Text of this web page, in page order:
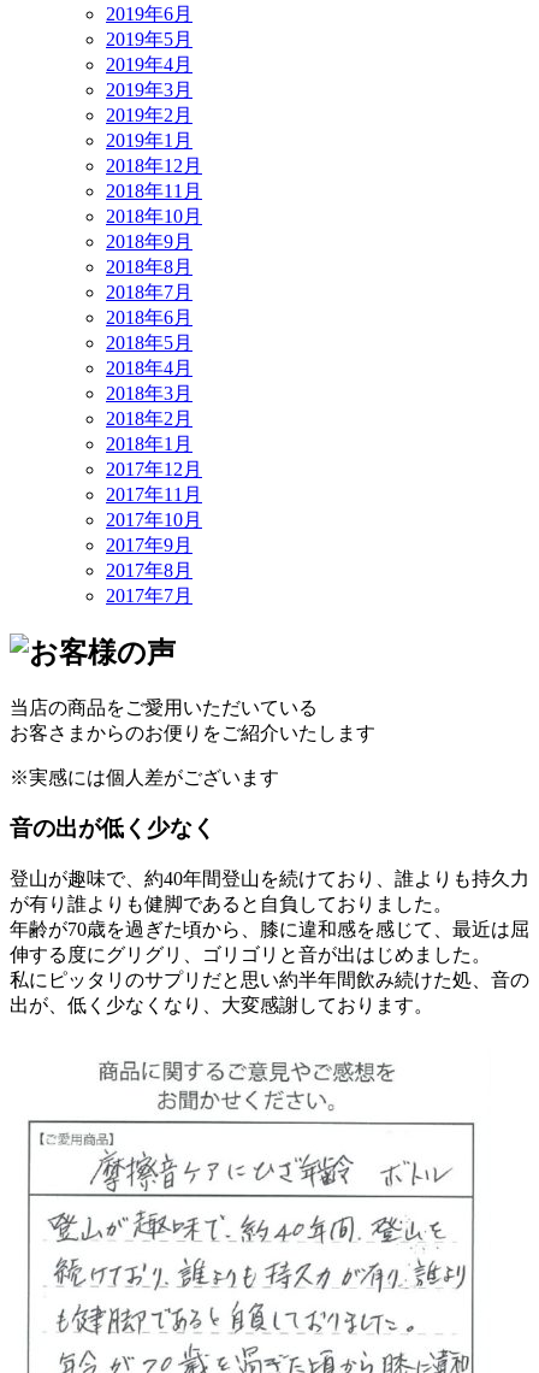
2019年6月
2019年5月
2019年4月
2019年3月
2019年2月
2019年1月
2018年12月
2018年11月
2018年10月
2018年9月
2018年8月
2018年7月
2018年6月
2018年5月
2018年4月
2018年3月
2018年2月
2018年1月
2017年12月
2017年11月
2017年10月
2017年9月
2017年8月
2017年7月
当店の商品をご愛用いただいている
お客さまからのお便りをご紹介いたします
※実感には個人差がございます
音の出が低く少なく
登山が趣味で、約40年間登山を続けており、誰よりも持久力
が有り誰よりも健脚であると自負しておりました。
年齢が70歳を過ぎた頃から、膝に違和感を感じて、最近は屈
伸する度にグリグリ、ゴリゴリと音が出はじめました。
私にピッタリのサプリだと思い約半年間飲み続けた処、音の
出が、低く少なくなり、大変感謝しております。